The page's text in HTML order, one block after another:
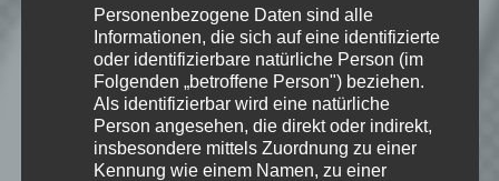
Benachrichtige mich über
nachfolgende Kommentare via E-
Mail.
Benachrichtige mich über neue
Beiträge via E-Mail.
Personenbezogene Daten sind alle
Informationen, die sich auf eine identifizierte
oder identifizierbare natürliche Person (im
Folgenden „betroffene Person") beziehen.
Als identifizierbar wird eine natürliche
Person angesehen, die direkt oder indirekt,
insbesondere mittels Zuordnung zu einer
Kennung wie einem Namen, zu einer